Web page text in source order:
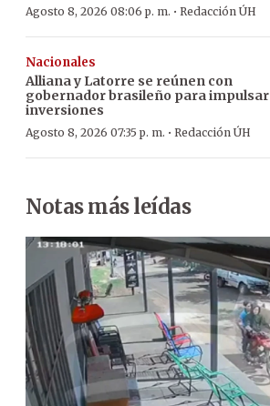
Agosto 8, 2026 08:06 p. m. · Redacción ÚH
Nacionales
Alliana y Latorre se reúnen con
gobernador brasileño para impulsar
inversiones
Agosto 8, 2026 07:35 p. m. · Redacción ÚH
Notas más leídas